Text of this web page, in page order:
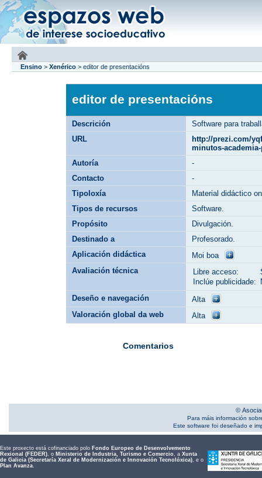
Ensino > Xenérico > editor de presentacións
editor de presentacións
Descrición
Software para
URL
http://prezi.com/
minutos-
Autoría
-
Contacto
-
Tipoloxía
Material didáctico
Tipos de recursos
Software.
Propósito
Divulgación.
Destinado a
Profesorado.
Aplicación didáctica
Moi boa
Avaliación técnica
Libre acceso:
Inclúe publicidade:
Deseño e navegación
Alta
Valoración global da web
Alta
Comentarios
©
Para máis información
Este software foi deseñado e
Este proxecto está cofinanciado polo Fondo Europeo de Desenvolvemento
Rexional (FEDER), o Ministerio de Industria, Turismo e Comercio, a Xunta
de Galicia (Secretaría Xeral de Modernización e Innovación Tecnolóxica), e o
Plan Avanza.